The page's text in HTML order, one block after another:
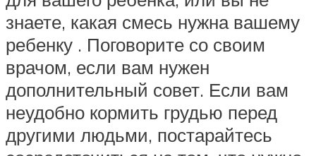
знаете, какая смесь нужна вашему
ребенку . Поговорите со своим
врачом, если вам нужен
дополнительный совет. Если вам
неудобно кормить грудью перед
другими людьми, постарайтесь